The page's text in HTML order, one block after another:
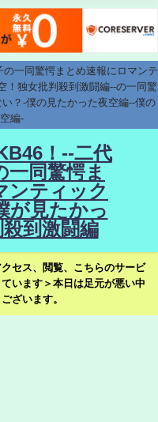
一同驚愕まとめ速報にロマンテ
！独女批判殺到激闘編--の一同驚
？-僕の見たかった夜空編--僕の
編-
！--二代
一同驚愕ま
ンティック
が見たかっ
到激闘編
セス、閲覧、こちらのサービ
います＞本日は足元が悪い中
ざいます。